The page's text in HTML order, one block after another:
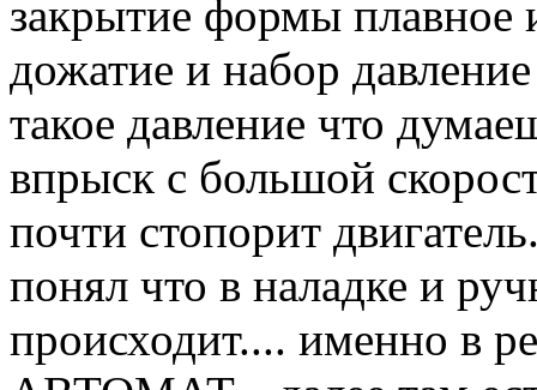
закрытие формы плавное
дожатие и набор
такое давление что
впрыск с большой
почти стопорит
понял что в наладке и
происходит.... именно